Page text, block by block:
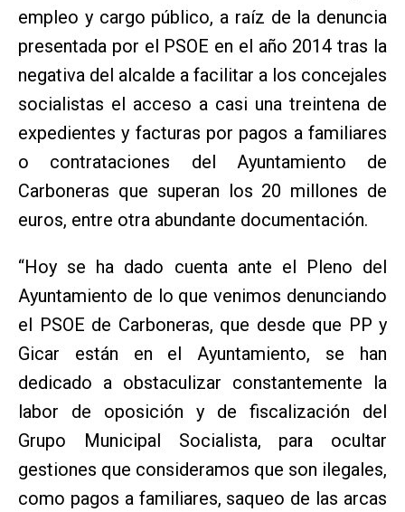
empleo y cargo público, a raíz de la denuncia
presentada por el PSOE en el año 2014 tras la
negativa del alcalde a facilitar a los concejales
socialistas el acceso a casi una treintena de
expedientes y facturas por pagos a familiares
o contrataciones del Ayuntamiento de
Carboneras que superan los 20 millones de
euros, entre otra abundante documentación.
“Hoy se ha dado cuenta ante el Pleno del
Ayuntamiento de lo que venimos denunciando
el PSOE de Carboneras, que desde que PP y
Gicar están en el Ayuntamiento, se han
dedicado a obstaculizar constantemente la
labor de oposición y de fiscalización del
Grupo Municipal Socialista, para ocultar
gestiones que consideramos que son ilegales,
como pagos a familiares, saqueo de las arcas